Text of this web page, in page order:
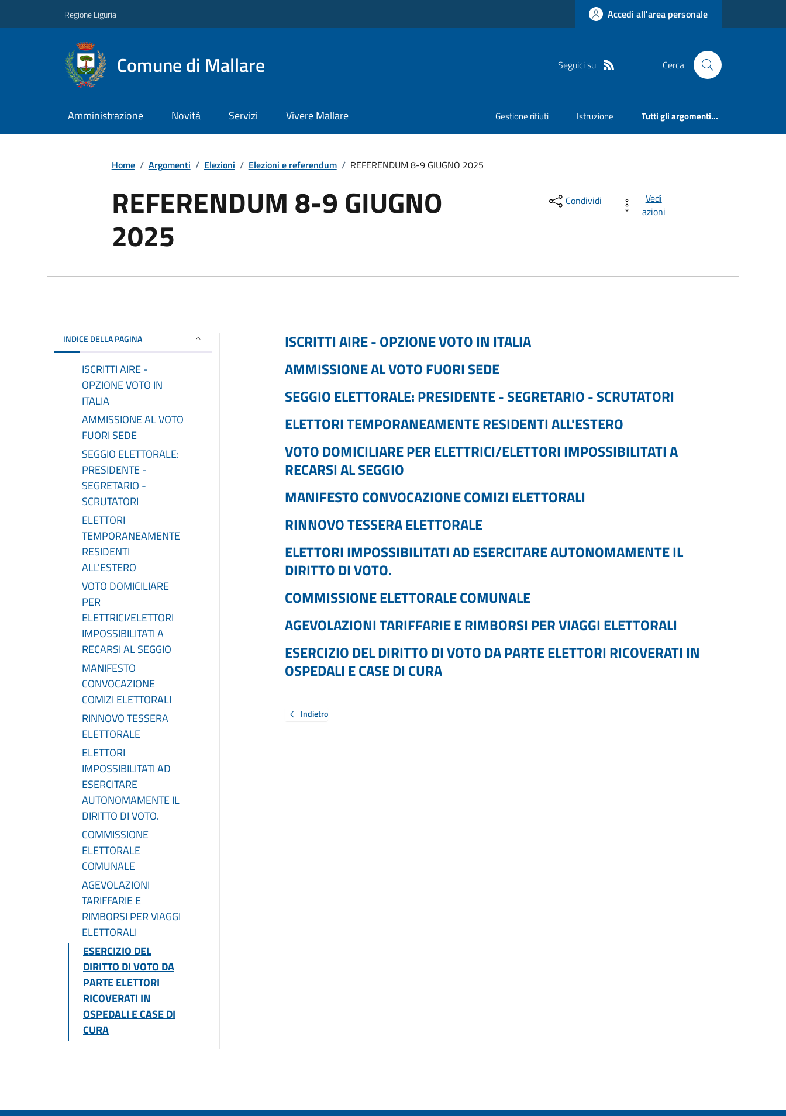
Regione Liguria Accedi all'area personale
Comune di Mallare Seguici su Cerca
Amministrazione Novità Servizi Vivere Mallare Gestione rifiuti Istruzione Tutti gli argomenti...
Home / Argomenti / Elezioni / Elezioni e referendum / REFERENDUM 8-9 GIUGNO 2025
REFERENDUM 8-9 GIUGNO
2025
Condividi
Vedi
azioni
INDICE DELLA PAGINA
ISCRITTI AIRE -
OPZIONE VOTO IN
ITALIA
AMMISSIONE AL VOTO
FUORI SEDE
SEGGIO ELETTORALE:
PRESIDENTE -
SEGRETARIO -
SCRUTATORI
ELETTORI
TEMPORANEAMENTE
RESIDENTI
ALL'ESTERO
VOTO DOMICILIARE
PER
ELETTRICI/ELETTORI
IMPOSSIBILITATI A
RECARSI AL SEGGIO
MANIFESTO
CONVOCAZIONE
COMIZI ELETTORALI
RINNOVO TESSERA
ELETTORALE
ELETTORI
IMPOSSIBILITATI AD
ESERCITARE
AUTONOMAMENTE IL
DIRITTO DI VOTO.
COMMISSIONE
ELETTORALE
COMUNALE
AGEVOLAZIONI
TARIFFARIE E
RIMBORSI PER VIAGGI
ELETTORALI
ESERCIZIO DEL
DIRITTO DI VOTO DA
PARTE ELETTORI
RICOVERATI IN
OSPEDALI E CASE DI
CURA
ISCRITTI AIRE - OPZIONE VOTO IN ITALIA
AMMISSIONE AL VOTO FUORI SEDE
SEGGIO ELETTORALE: PRESIDENTE - SEGRETARIO - SCRUTATORI
ELETTORI TEMPORANEAMENTE RESIDENTI ALL'ESTERO
VOTO DOMICILIARE PER ELETTRICI/ELETTORI IMPOSSIBILITATI A
RECARSI AL SEGGIO
MANIFESTO CONVOCAZIONE COMIZI ELETTORALI
RINNOVO TESSERA ELETTORALE
ELETTORI IMPOSSIBILITATI AD ESERCITARE AUTONOMAMENTE IL
DIRITTO DI VOTO.
COMMISSIONE ELETTORALE COMUNALE
AGEVOLAZIONI TARIFFARIE E RIMBORSI PER VIAGGI ELETTORALI
ESERCIZIO DEL DIRITTO DI VOTO DA PARTE ELETTORI RICOVERATI IN
OSPEDALI E CASE DI CURA
Indietro